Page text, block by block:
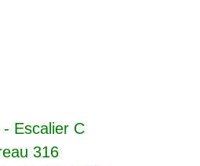
Escalier C
316